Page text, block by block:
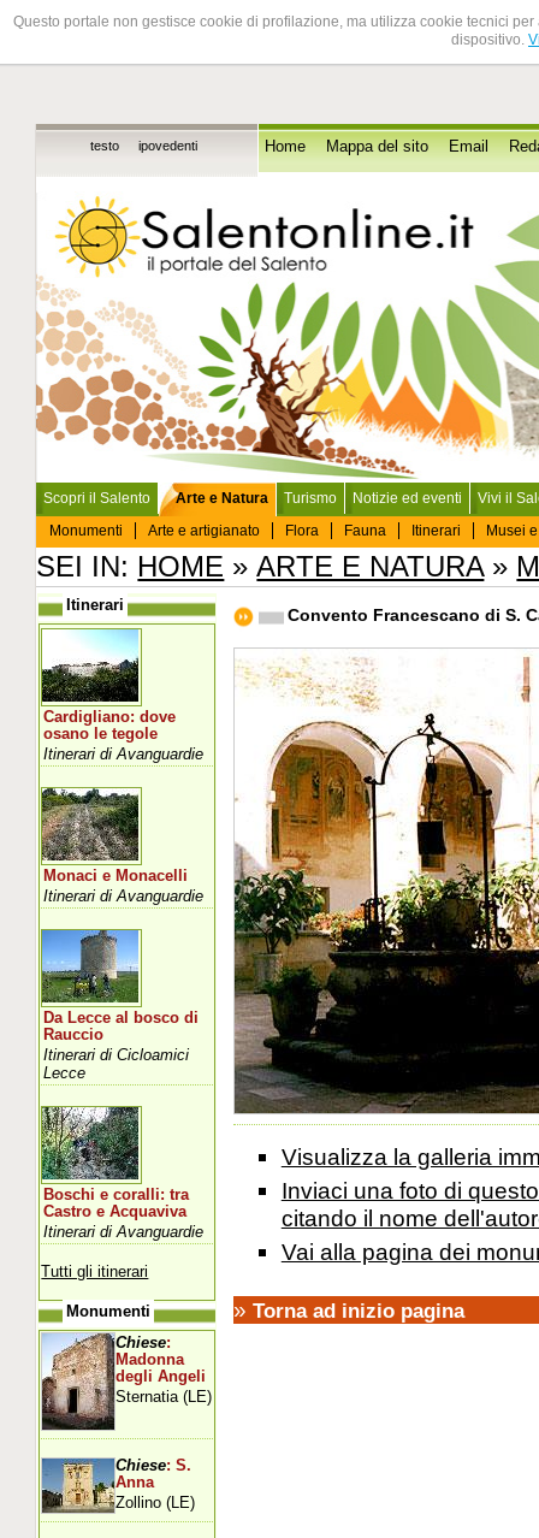
Questo portale non gestisce cookie di profilazione, ma utilizza cookie tecnici
dispositivo.
testo ipovedenti Home Mappa del sito Email
Scopri il Salento
Arte e Natura
Monumenti
Arte e artigianato Flora Fauna Itinerari Musei
Turismo Notizie ed eventi Vivi il
SEI IN: HOME »ARTE E NATURA»
Convento Francescano di S.
Visualizza la galleria
Inviaci una foto di
citando il nome
Vai alla pagina dei
» Torna ad inizio pagina
Itinerari
Cardigliano: dove
osano le tegole
Itinerari di Avanguardie
Monaci e Monacelli
Itinerari di Avanguardie
Da Lecce al bosco di
Rauccio
Itinerari di Cicloamici
Lecce
Boschi e coralli: tra
Castro e Acquaviva
Itinerari di Avanguardie
Tutti gli itinerari
Monumenti
Chiese:
Madonna
degli Angeli
Sternatia (LE)
Chiese: S.
Anna
Zollino (LE)